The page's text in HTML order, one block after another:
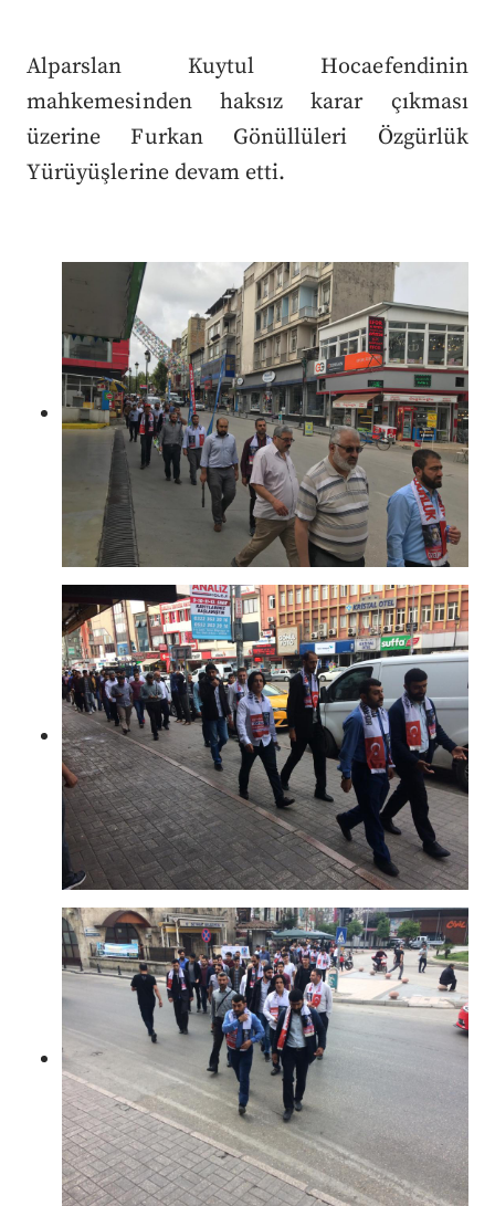
Alparslan Kuytul Hocaefendinin
mahkemesinden haksız karar çıkması
üzerine Furkan Gönüllüleri Özgürlük
Yürüyüşlerine devam etti.